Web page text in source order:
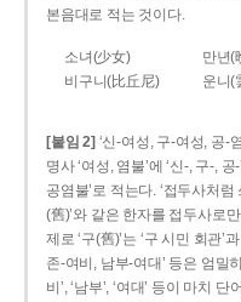
본음대로 적는 것이다.
소녀(少女) 만년(
비구니(比丘尼)
운니(
[붙임 2] ‘신-여성, 구-여성, 공-
명사 ‘여성, 염불’에 ‘신-, 구-,
공염불’로 적는다. ‘접두사처
(舊)’와 같은 한자를 접두사로
제로 ‘구(舊)’는 ‘구 시민 회관’
존­-여비, 남부-­여대’ 등은 엄밀
비’, ‘남부’, ‘여대’ 등이 마치